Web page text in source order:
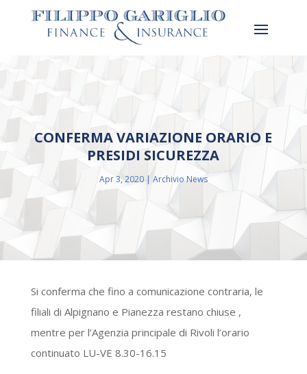
CONFERMA VARIAZIONE ORARIO E
PRESIDI SICUREZZA
Apr 3, 2020 Archivio News
Si conferma che fino a comunicazione contraria, le
filiali di Alpignano e Pianezza restano chiuse ,
mentre per l’Agenzia principale di Rivoli l’orario
continuato LU-VE 8.30-16.15